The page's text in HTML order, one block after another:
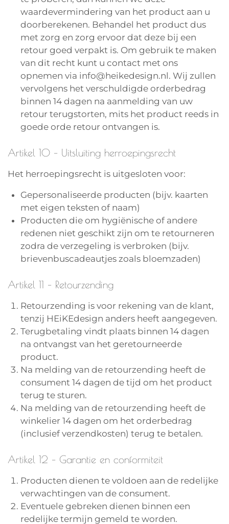
waardevermindering van het product aan u
doorberekenen. Behandel het product dus
met zorg en zorg ervoor dat deze bij een
retour goed verpakt is. Om gebruik te maken
van dit recht kunt u contact met ons
opnemen via info@heikedesign.nl. Wij zullen
vervolgens het verschuldigde orderbedrag
binnen 14 dagen na aanmelding van uw
retour terugstorten, mits het product reeds in
goede orde retour ontvangen is.
Artikel 10 – Uitsluiting herroepingsrecht
Het herroepingsrecht is uitgesloten voor:
Gepersonaliseerde producten (bijv. kaarten
met eigen teksten of naam)
Producten die om hygiënische of andere
redenen niet geschikt zijn om te retourneren
zodra de verzegeling is verbroken (bijv.
brievenbuscadeautjes zoals bloemzaden)
Artikel 11 – Retourzending
Retourzending is voor rekening van de klant,
tenzij HEiKEdesign anders heeft aangegeven.
Terugbetaling vindt plaats binnen 14 dagen
na ontvangst van het geretourneerde
product.
Na melding van de retourzending heeft de
consument 14 dagen de tijd om het product
terug te sturen.
Na melding van de retourzending heeft de
winkelier 14 dagen om het orderbedrag
(inclusief verzendkosten) terug te betalen.
Artikel 12 – Garantie en conformiteit
Producten dienen te voldoen aan de redelijke
verwachtingen van de consument.
Eventuele gebreken dienen binnen een
redelijke termijn gemeld te worden.